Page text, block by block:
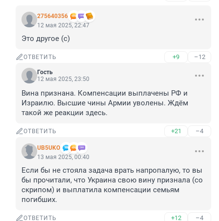
275640356
12 мая 2025, 22:47
Это другое (с)
ОТВЕТИТЬ +9 –12
Гость
12 мая 2025, 23:50
Вина признана. Компенсации выплачены РФ и
Израилю. Высшие чины Армии уволены. Ждём
такой же реакции здесь.
ОТВЕТИТЬ +21 –4
UB5UKO
13 мая 2025, 00:40
Если бы не стояла задача врать напропалую, то вы
бы прочитали, что Украина свою вину признала (со
скрипом) и выплатила компенсации семьям
погибших.
ОТВЕТИТЬ +12 –4